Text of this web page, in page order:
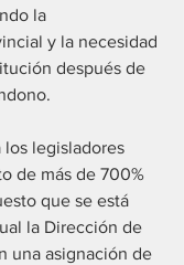
la
y la necesidad
después de
los legisladores
de más de 700%
que se está
la Dirección de
una asignación de